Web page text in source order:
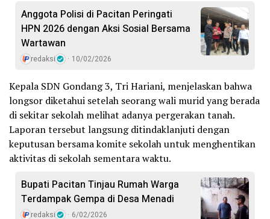
Anggota Polisi di Pacitan Peringati
HPN 2026 dengan Aksi Sosial Bersama
Wartawan
redaksi 10/02/2026
Kepala SDN Gondang 3, Tri Hariani, menjelaskan bahwa
longsor diketahui setelah seorang wali murid yang berada
di sekitar sekolah melihat adanya pergerakan tanah.
Laporan tersebut langsung ditindaklanjuti dengan
keputusan bersama komite sekolah untuk menghentikan
aktivitas di sekolah sementara waktu.
Bupati Pacitan Tinjau Rumah Warga
Terdampak Gempa di Desa Menadi
redaksi 6/02/2026